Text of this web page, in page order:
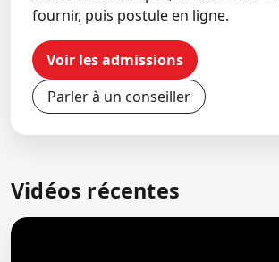
fournir, puis postule en ligne.
Voir les admissions
Parler à un conseiller
Vidéos récentes